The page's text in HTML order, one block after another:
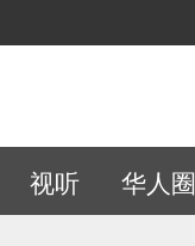
视听 华人圈